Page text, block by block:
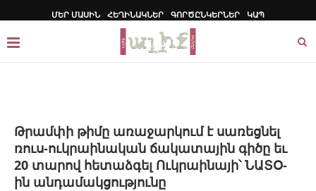
ՄԵՐ ՄԱՍԻՆ ՀԵՂԻՆԱԿՆԵՐ ԳՈՐԾԸՆԿԵՐՆԵՐ ԿԱՊ
Թրամփի թիմը առաջարկում է սառեցնել
ռուս-ուկրաինական ճակատային գիծը եւ
20 տարով հետաձգել Ուկրաինայի՝ ՆԱՏՕ-
ին անդամակցությունը